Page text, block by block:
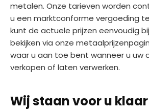
metalen. Onze tarieven worden
u een marktconforme vergoeding
kunt de actuele prijzen eenvoudig
bekijken via onze
waar u aan toe bent wanneer u uw
verkopen of laten verwerken.
Wij staan voor u